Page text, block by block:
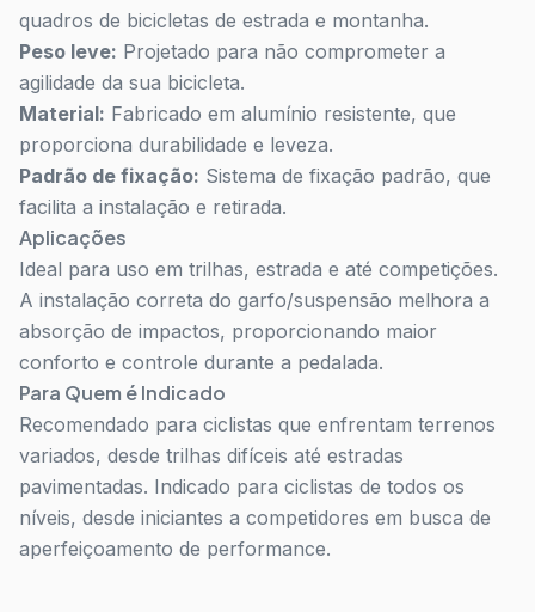
quadros de bicicletas de estrada e montanha.
Peso leve: Projetado para não comprometer a
agilidade da sua bicicleta.
Material: Fabricado em alumínio resistente, que
proporciona durabilidade e leveza.
Padrão de fixação: Sistema de fixação padrão, que
facilita a instalação e retirada.
Aplicações
Ideal para uso em trilhas, estrada e até competições.
A instalação correta do garfo/suspensão melhora a
absorção de impactos, proporcionando maior
conforto e controle durante a pedalada.
Para Quem é Indicado
Recomendado para ciclistas que enfrentam terrenos
variados, desde trilhas difíceis até estradas
pavimentadas. Indicado para ciclistas de todos os
níveis, desde iniciantes a competidores em busca de
aperfeiçoamento de performance.